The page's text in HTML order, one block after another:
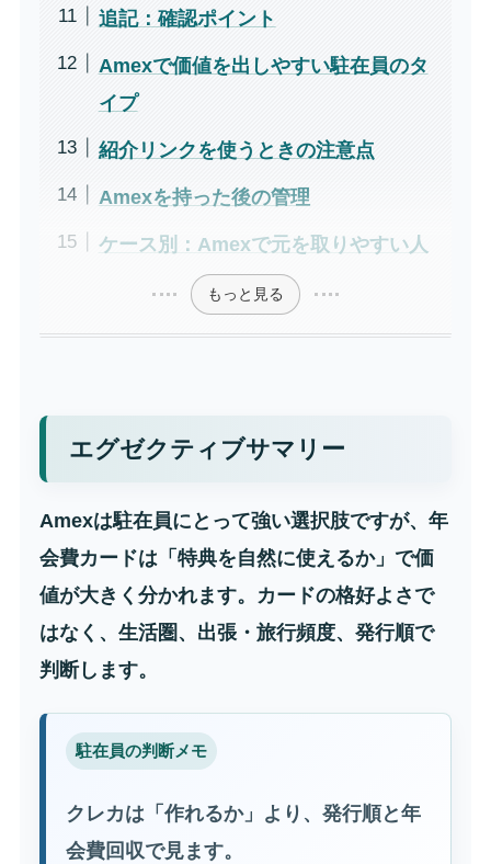
追記：確認ポイント
Amexで価値を出しやすい駐在員のタ
イプ
紹介リンクを使うときの注意点
Amexを持った後の管理
ケース別：Amexで元を取りやすい人
もっと見る
エグゼクティブサマリー
Amexは駐在員にとって強い選択肢ですが、年
会費カードは「特典を自然に使えるか」で価
値が大きく分かれます。カードの格好よさで
はなく、生活圏、出張・旅行頻度、発行順で
判断します。
駐在員の判断メモ
クレカは「作れるか」より、発行順と年
会費回収で見ます。